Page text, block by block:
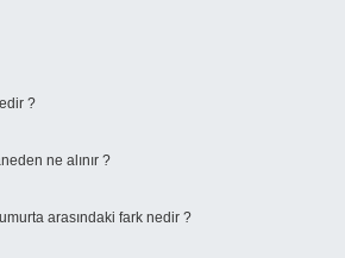
?
ne alınır ?
arasındaki fark nedir ?